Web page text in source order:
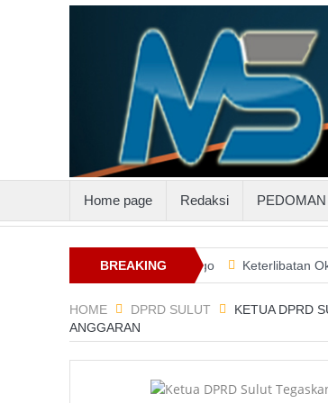
Home page Redaksi
BREAKING
NEWS
PLN Suluttenggo Keterlibatan Oknum
HOME DPRD SULUT
KETUA DPRD
ANGGARAN